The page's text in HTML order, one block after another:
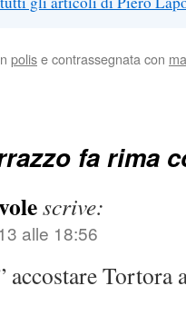
polise contrassegnata con
fa rima
scrive:
alle 18:56
accostare Tortora